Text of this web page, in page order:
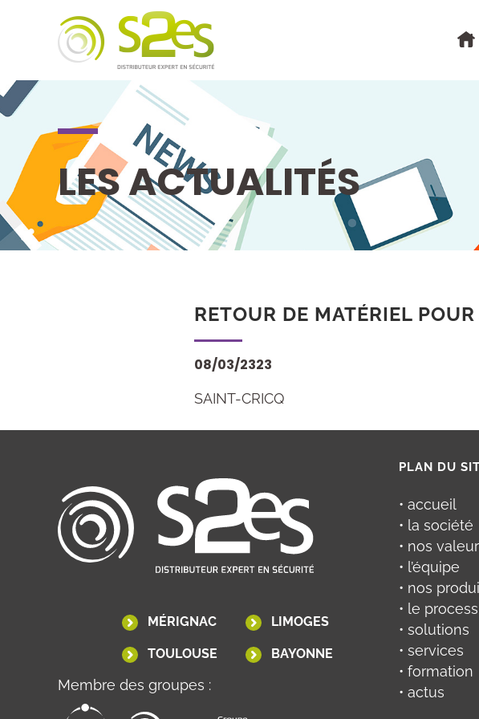
LES ACTUALITÉS
RETOUR DE MATÉRIEL
08/03/2323
SAINT-CRICQ
MÉRIGNAC LIMOGES
TOULOUSE BAYONNE
Membre des groupes :
PLAN DU
• accueil
• la société
• nos
• l’équipe
• nos
• le process
• solutions
• services
• formation
• actus